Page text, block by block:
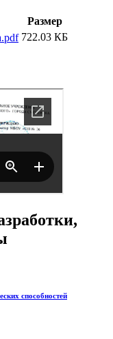
Размер
722.03 КБ
способностей